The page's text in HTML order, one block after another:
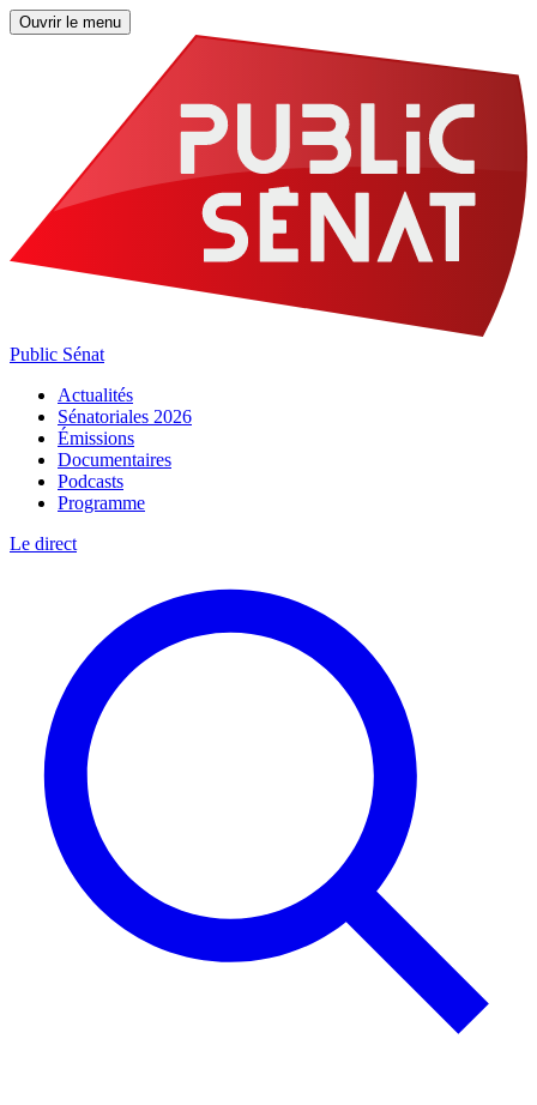
Ouvrir le menu
Public Sénat
Actualités
Sénatoriales 2026
Émissions
Documentaires
Podcasts
Programme
Le direct